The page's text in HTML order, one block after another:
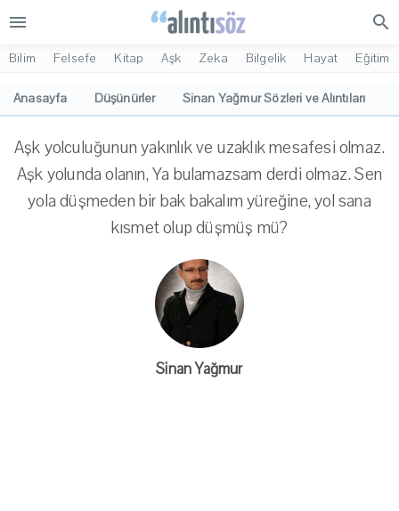
menu search
Bilim Felsefe Kitap Aşk Zeka Bilgelik Hayat Eğitim
Anasayfa Düşünürler Sinan Yağmur Sözleri ve Alıntıları
Aşk yolculuğunun yakınlık ve uzaklık mesafesi olmaz.
Aşk yolunda olanın, Ya bulamazsam derdi olmaz. Sen
yola düşmeden bir bak bakalım yüreğine, yol sana
kısmet olup düşmüş mü?
Sinan Yağmur